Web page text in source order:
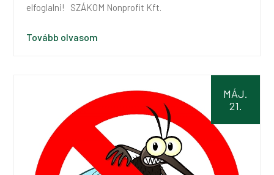
elfoglalni! SZÁKOM Nonprofit Kft.
Tovább olvasom
MÁJ.
21.